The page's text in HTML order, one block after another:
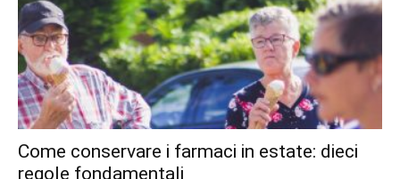
Come conservare i farmaci in estate: dieci
regole fondamentali